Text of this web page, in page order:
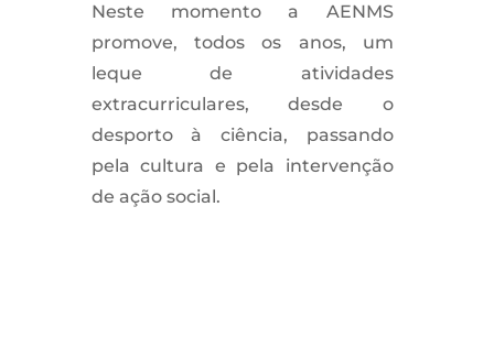
Neste momento a AENMS
promove, todos os anos, um
leque de atividades
extracurriculares, desde o
desporto à ciência, passando
pela cultura e pela intervenção
de ação social.